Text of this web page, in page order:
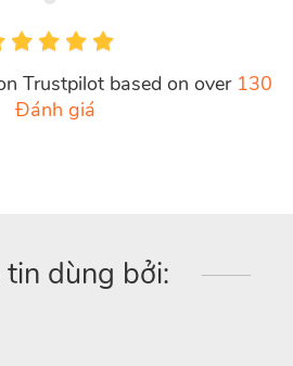
Trustpilot based on over 130
Đánh giá
dùng bởi: